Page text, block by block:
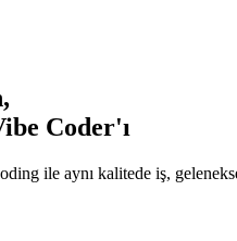
Coder'ı
ile aynı kalitede iş,